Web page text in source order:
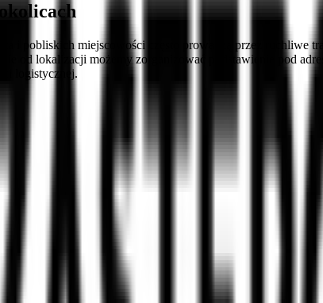
i pobliskich miejscowości często prowadzą przez ruchliwe
od lokalizacji możemy zorganizować podstawienie pod
logistycznej.